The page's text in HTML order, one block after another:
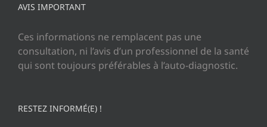
AVIS IMPORTANT
Ces informations ne remplacent pas une
consultation, ni l’avis d’un professionnel de la santé
qui sont toujours préférables à l’auto-diagnostic.
RESTEZ INFORMÉ(E) !